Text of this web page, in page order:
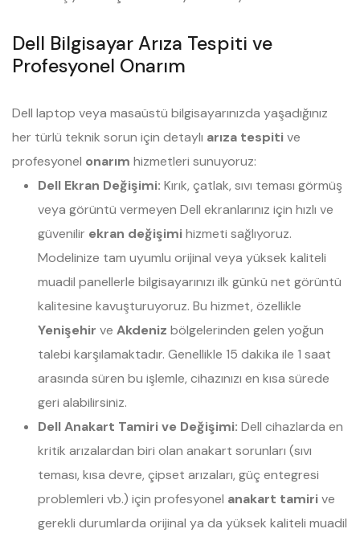
Dell Bilgisayar Arıza Tespiti ve
Profesyonel Onarım
Dell laptop veya masaüstü bilgisayarınızda yaşadığınız
her türlü teknik sorun için detaylı arıza tespitive
profesyonel onarım hizmetleri sunuyoruz:
Dell Ekran Değişimi: Kırık, çatlak, sıvı teması görmüş
veya görüntü vermeyen Dell ekranlarınız için hızlı ve
güvenilir ekran değişimihizmeti sağlıyoruz.
Modelinize tam uyumlu orijinal veya yüksek kaliteli
muadil panellerle bilgisayarınızı ilk günkü net görüntü
kalitesine kavuşturuyoruz. Bu hizmet, özellikle
Yenişehir ve Akdeniz bölgelerinden gelen yoğun
talebi karşılamaktadır. Genellikle 15 dakika ile 1 saat
arasında süren bu işlemle, cihazınızı en kısa sürede
geri alabilirsiniz.
Dell Anakart Tamiri ve Değişimi: Dell cihazlarda en
kritik arızalardan biri olan anakart sorunları (sıvı
teması, kısa devre, çipset arızaları, güç entegresi
problemleri vb.) için profesyonel anakart tamirive
gerekli durumlarda orijinal ya da yüksek kaliteli muadil